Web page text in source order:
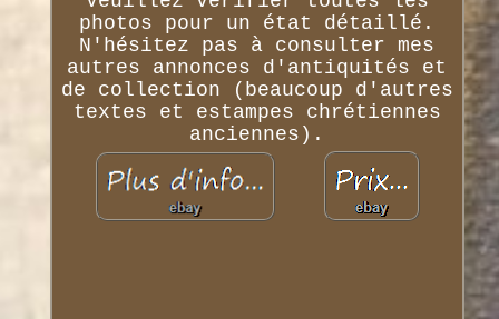
photos pour un état détaillé.
N'hésitez pas à consulter mes
autres annonces d'antiquités et
de collection (beaucoup d'autres
textes et estampes chrétiennes
anciennes).